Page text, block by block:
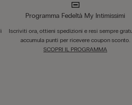
Programma Fedeltà My Intimissimi
Iscriviti ora, ottieni spedizioni e resi sempre
accumula punti per ricevere coupon sconto.
SCOPRI IL PROGRAMMA